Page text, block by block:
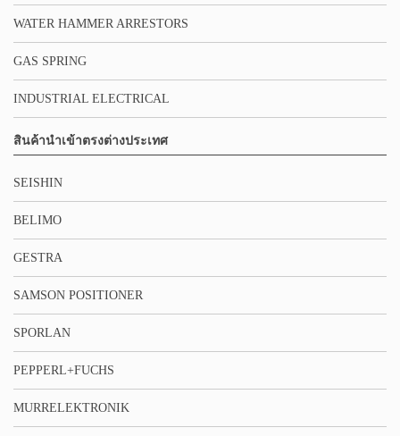
WATER HAMMER ARRESTORS
GAS SPRING
INDUSTRIAL ELECTRICAL
สินค้านำเข้าตรงต่างประเทศ
SEISHIN
BELIMO
GESTRA
SAMSON POSITIONER
SPORLAN
PEPPERL+FUCHS
MURRELEKTRONIK